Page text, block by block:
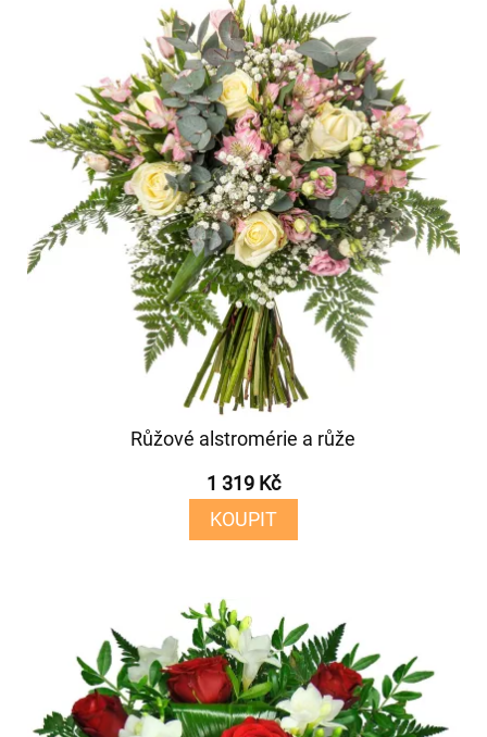
Růžové alstromérie a růže
1 319 Kč
KOUPIT